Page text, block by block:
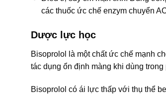
các thuốc ức chế enzym chuyển
Dược lực học
Bisoprolol là một chất ức chế mạnh
tác dụng ổn định màng khi dùng
Bisoprolol có ái lực thấp với thụ thể